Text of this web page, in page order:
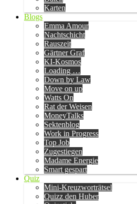
Karten
Blogs
Emma Amour
Nachtschicht
Rauszeit
Gärtner Graf
KI-Kosmos
Loading …
Down by Law
Move on up
Watts On
Rat der Weisen
MoneyTalks
Sektenblog
Work in Progress
Top Job
Zugestiegen
Madame Energie
Smart gespart
Quiz
Mini-Kreuzworträtsel
Quizz den Huber